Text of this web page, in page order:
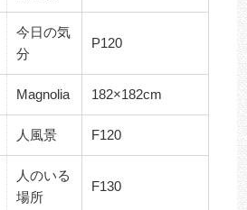
今日の気
分
P120
Magnolia 182×182cm
人風景 F120
人のいる
場所
F130